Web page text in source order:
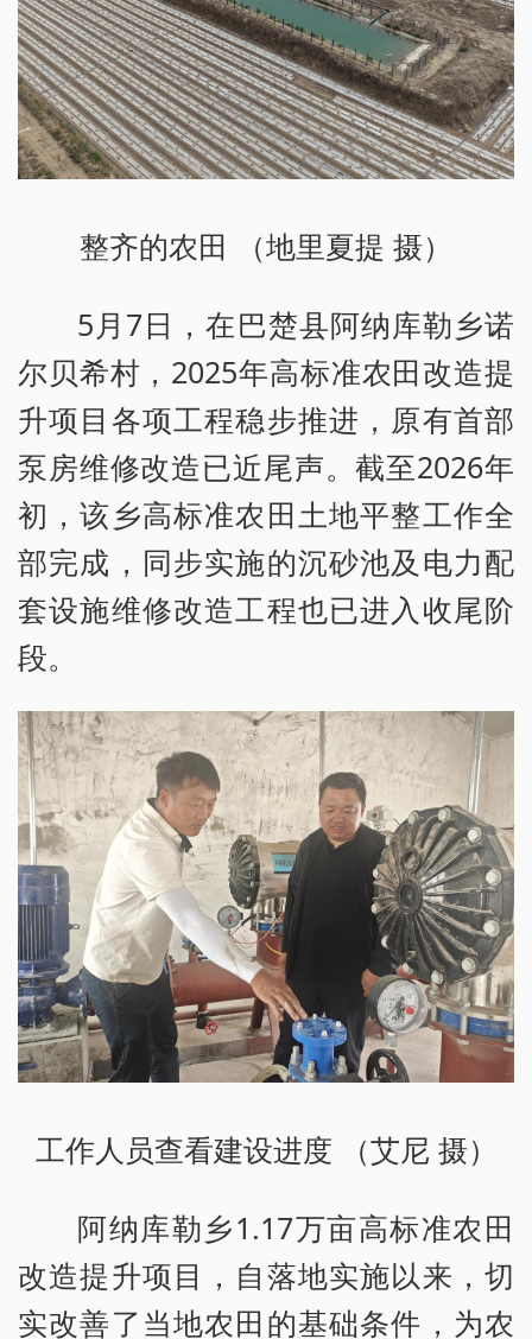
整齐的农田 （地里夏提 摄）
5月7日，在巴楚县阿纳库勒乡诺
尔贝希村，2025年高标准农田改造提
升项目各项工程稳步推进，原有首部
泵房维修改造已近尾声。截至2026年
初，该乡高标准农田土地平整工作全
部完成，同步实施的沉砂池及电力配
套设施维修改造工程也已进入收尾阶
段。
工作人员查看建设进度 （艾尼 摄）
阿纳库勒乡1.17万亩高标准农田
改造提升项目，自落地实施以来，切
实改善了当地农田的基础条件，为农